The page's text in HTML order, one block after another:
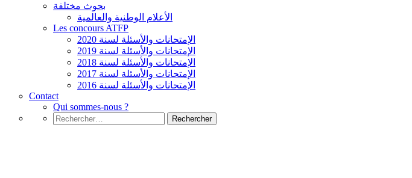
بحوث مختلفة
الأعلام الوطنية والعالمية
Les concours ATFP
الإمتحانات والأسئلة لسنة 2020
الإمتحانات والأسئلة لسنة 2019
الإمتحانات والأسئلة لسنة 2018
الإمتحانات والأسئلة لسنة 2017
الإمتحانات والأسئلة لسنة 2016
Contact
Qui sommes-nous ?
Rechercher :